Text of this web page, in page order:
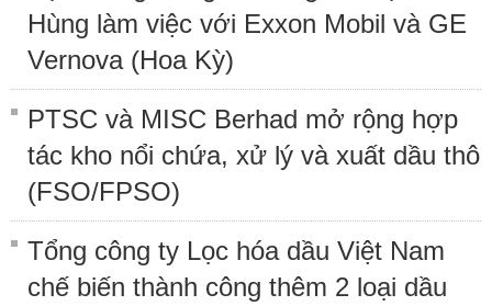
Hùng làm việc với Exxon Mobil và GE
Vernova (Hoa Kỳ)
PTSC và MISC Berhad mở rộng hợp
tác kho nổi chứa, xử lý và xuất dầu thô
(FSO/FPSO)
Tổng công ty Lọc hóa dầu Việt Nam
chế biến thành công thêm 2 loại dầu